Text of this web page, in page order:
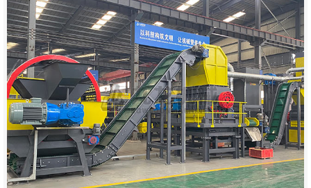
频
现
场
方
案
动
态
联
系
郑
州
市